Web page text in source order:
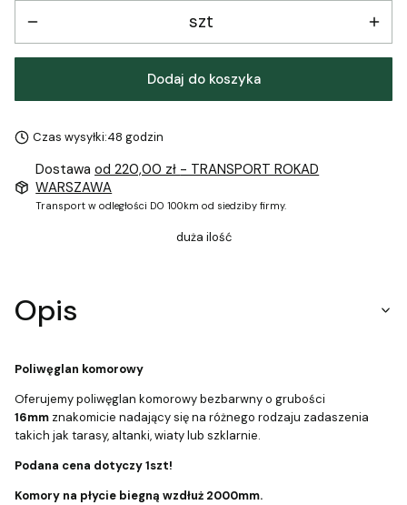
szt
Dodaj do koszyka
Czas wysyłki:48 godzin
Dostawaod 220,00 zł - TRANSPORT ROKAD
WARSZAWA
Transport w odległości DO 100km od siedziby firmy.
duża ilość
Opis
Poliwęglan komorowy
Oferujemy poliwęglan komorowy bezbarwny o grubości
16mm znakomicie nadający się na różnego rodzaju zadaszenia
takich jak tarasy, altanki, wiaty lub szklarnie.
Podana cena dotyczy 1szt!
Komory na płycie biegną wzdłuż 2000mm.